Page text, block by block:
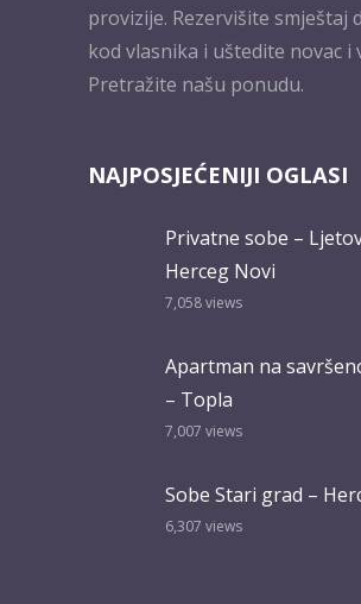
provizije. Rezervišite smještaj
kod vlasnika i uštedite novac i
Pretražite našu ponudu.
NAJPOSJEĆENIJI OGLASI
Privatne sobe –
Herceg Novi
7,058views
Apartman na
– Topla
7,007 views
Sobe Stari grad –
6,307 views